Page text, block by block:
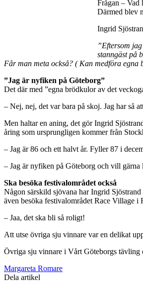
Frågan – Vad
Därmed blev
Ingrid
”Eftersom
stanngäst på
Får man meta också? ( Kan medföra
”Jag är nyfiken på Göteborg”
Det där med ”egna brödkulor av det
– Nej, nej, det var bara på skoj. Jag har så
Men haltar en aning, det gör Ingrid
åring som ursprungligen kommer från
– Jag är 86 och ett halvt år. Fyller 87 i
– Jag är nyfiken på Göteborg och vill gärna
Ska besöka festivalområdet också
Någon särskild sjövana har Ingrid
även besöka festivalområdet Race Village
– Jaa, det ska bli så roligt!
Att utse övriga sju vinnare var en delikat
Övriga sju vinnare i Vårt Göteborgs tävling
Margareta Romare
Dela artikel